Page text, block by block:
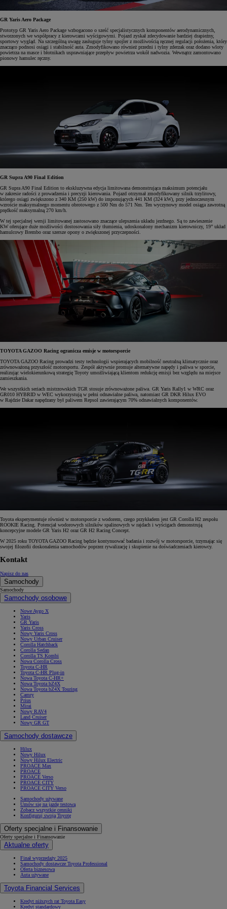
GR Yaris Aero Package
Prototyp GR Yaris Aero Package wzbogacono o sześć specjalistycznych komponentów aerodynamicznych,
stworzonych we współpracy z kierowcami wyścigowymi. Pojazd zyskał zdecydowanie bardziej drapieżny,
sportowy wygląd. Na szczególną uwagę zasługuje tylny spojler z możliwością ręcznej regulacji położenia, który
znacząco podnosi osiągi i stabilność auta. Zmodyfikowano również przedni i tylny zderzak oraz dodano wloty
powietrza na masce i błotnikach usprawniające przepływ powietrza wokół nadwozia. Wewnątrz zamontowano
pionowy hamulec ręczny.
GR Supra A90 Final Edition
GR Supra A90 Final Edition to ekskluzywna edycja limitowana demonstrująca maksimum potencjału
w zakresie radości z prowadzenia i precyzji kierowania. Pojazd otrzymał zmodyfikowany silnik trzylitowy,
którego osiągi zwiększono z 340 KM (250 kW) do imponujących 441 KM (324 kW), przy jednoczesnym
wzroście maksymalnego momentu obrotowego z 500 Nm do 571 Nm. Ten wyczynowy model osiąga zawrotną
prędkość maksymalną 270 km/h.
W tej specjalnej wersji limitowanej zastosowano znaczące ulepszenia układu jezdnego. Są to zawieszenie
KW oferujące duże możliwości dostosowania siły tłumienia, udoskonalony mechanizm kierowniczy, 19” układ
hamulcowy Brembo oraz szersze opony o zwiększonej przyczepności.
TOYOTA GAZOO Racing ogranicza emisje w motorsporcie
TOYOTA GAZOO Racing prowadzi testy technologii wspierających mobilność neutralną klimatycznie oraz
zrównoważoną przyszłość motorsportu. Zespół aktywnie promuje alternatywne napędy i paliwa w sporcie,
realizując wielokierunkową strategię Toyoty umożliwiającą klientom redukcję emisji bez względu na miejsce
zamieszkania.
We wszystkich seriach mistrzowskich TGR stosuje zrównoważone paliwa. GR Yaris Rally1 w WRC oraz
GR010 HYBRID w WEC wykorzystują w pełni odnawialne paliwa, natomiast GR DKR Hilux EVO
w Rajdzie Dakar napędzany był paliwem Repsol zawierającym 70% odnawialnych komponentów.
Toyota eksperymentuje również w motorsporcie z wodorem, czego przykładem jest GR Corolla H2 zespołu
ROOKIE Racing. Potencjał wodorowych silników spalinowych w rajdach i wyścigach demonstrują
koncepcyjne modele GR Yaris H2 oraz GR H2 Racing Concept.
W 2025 roku TOYOTA GAZOO Racing będzie kontynuować badania i rozwój w motorsporcie, trzymając się
swojej filozofii doskonalenia samochodów poprzez rywalizację i skupienie na doświadczeniach kierowcy.
Kontakt
Napisz do nas
Samochody
Samochody
Samochody osobowe
Nowe Aygo X
Yaris
GR Yaris
Yaris Cross
Nowy Yaris Cross
Nowy Urban Cruiser
Corolla Hatchback
Corolla Sedan
Corolla TS Kombi
Nowa Corolla Cross
Toyota C-HR
Toyota C-HR Plug-in
Nowa Toyota C-HR+
Nowa Toyota bZ4X
Nowa Toyota bZ4X Touring
Camry
Prius
Mirai
Nowy RAV4
Land Cruiser
Nowy GR GT
Samochody dostawcze
Hilux
Nowy Hilux
Nowy Hilux Electric
PROACE Max
PROACE
PROACE Verso
PROACE CITY
PROACE CITY Verso
Samochody używane
Umów się na jazdę testową
Zobacz wszystkie cenniki
Konfiguruj swoją Toyotę
Oferty specjalne i Finansowanie
Oferty specjalne i Finansowanie
Aktualne oferty
Finał wyprzedaży 2025
Samochody dostawcze Toyota Professional
Oferta biznesowa
Auta używane
Toyota Financial Services
Kredyt niższych rat Toyota Easy
Kredyt standardowy